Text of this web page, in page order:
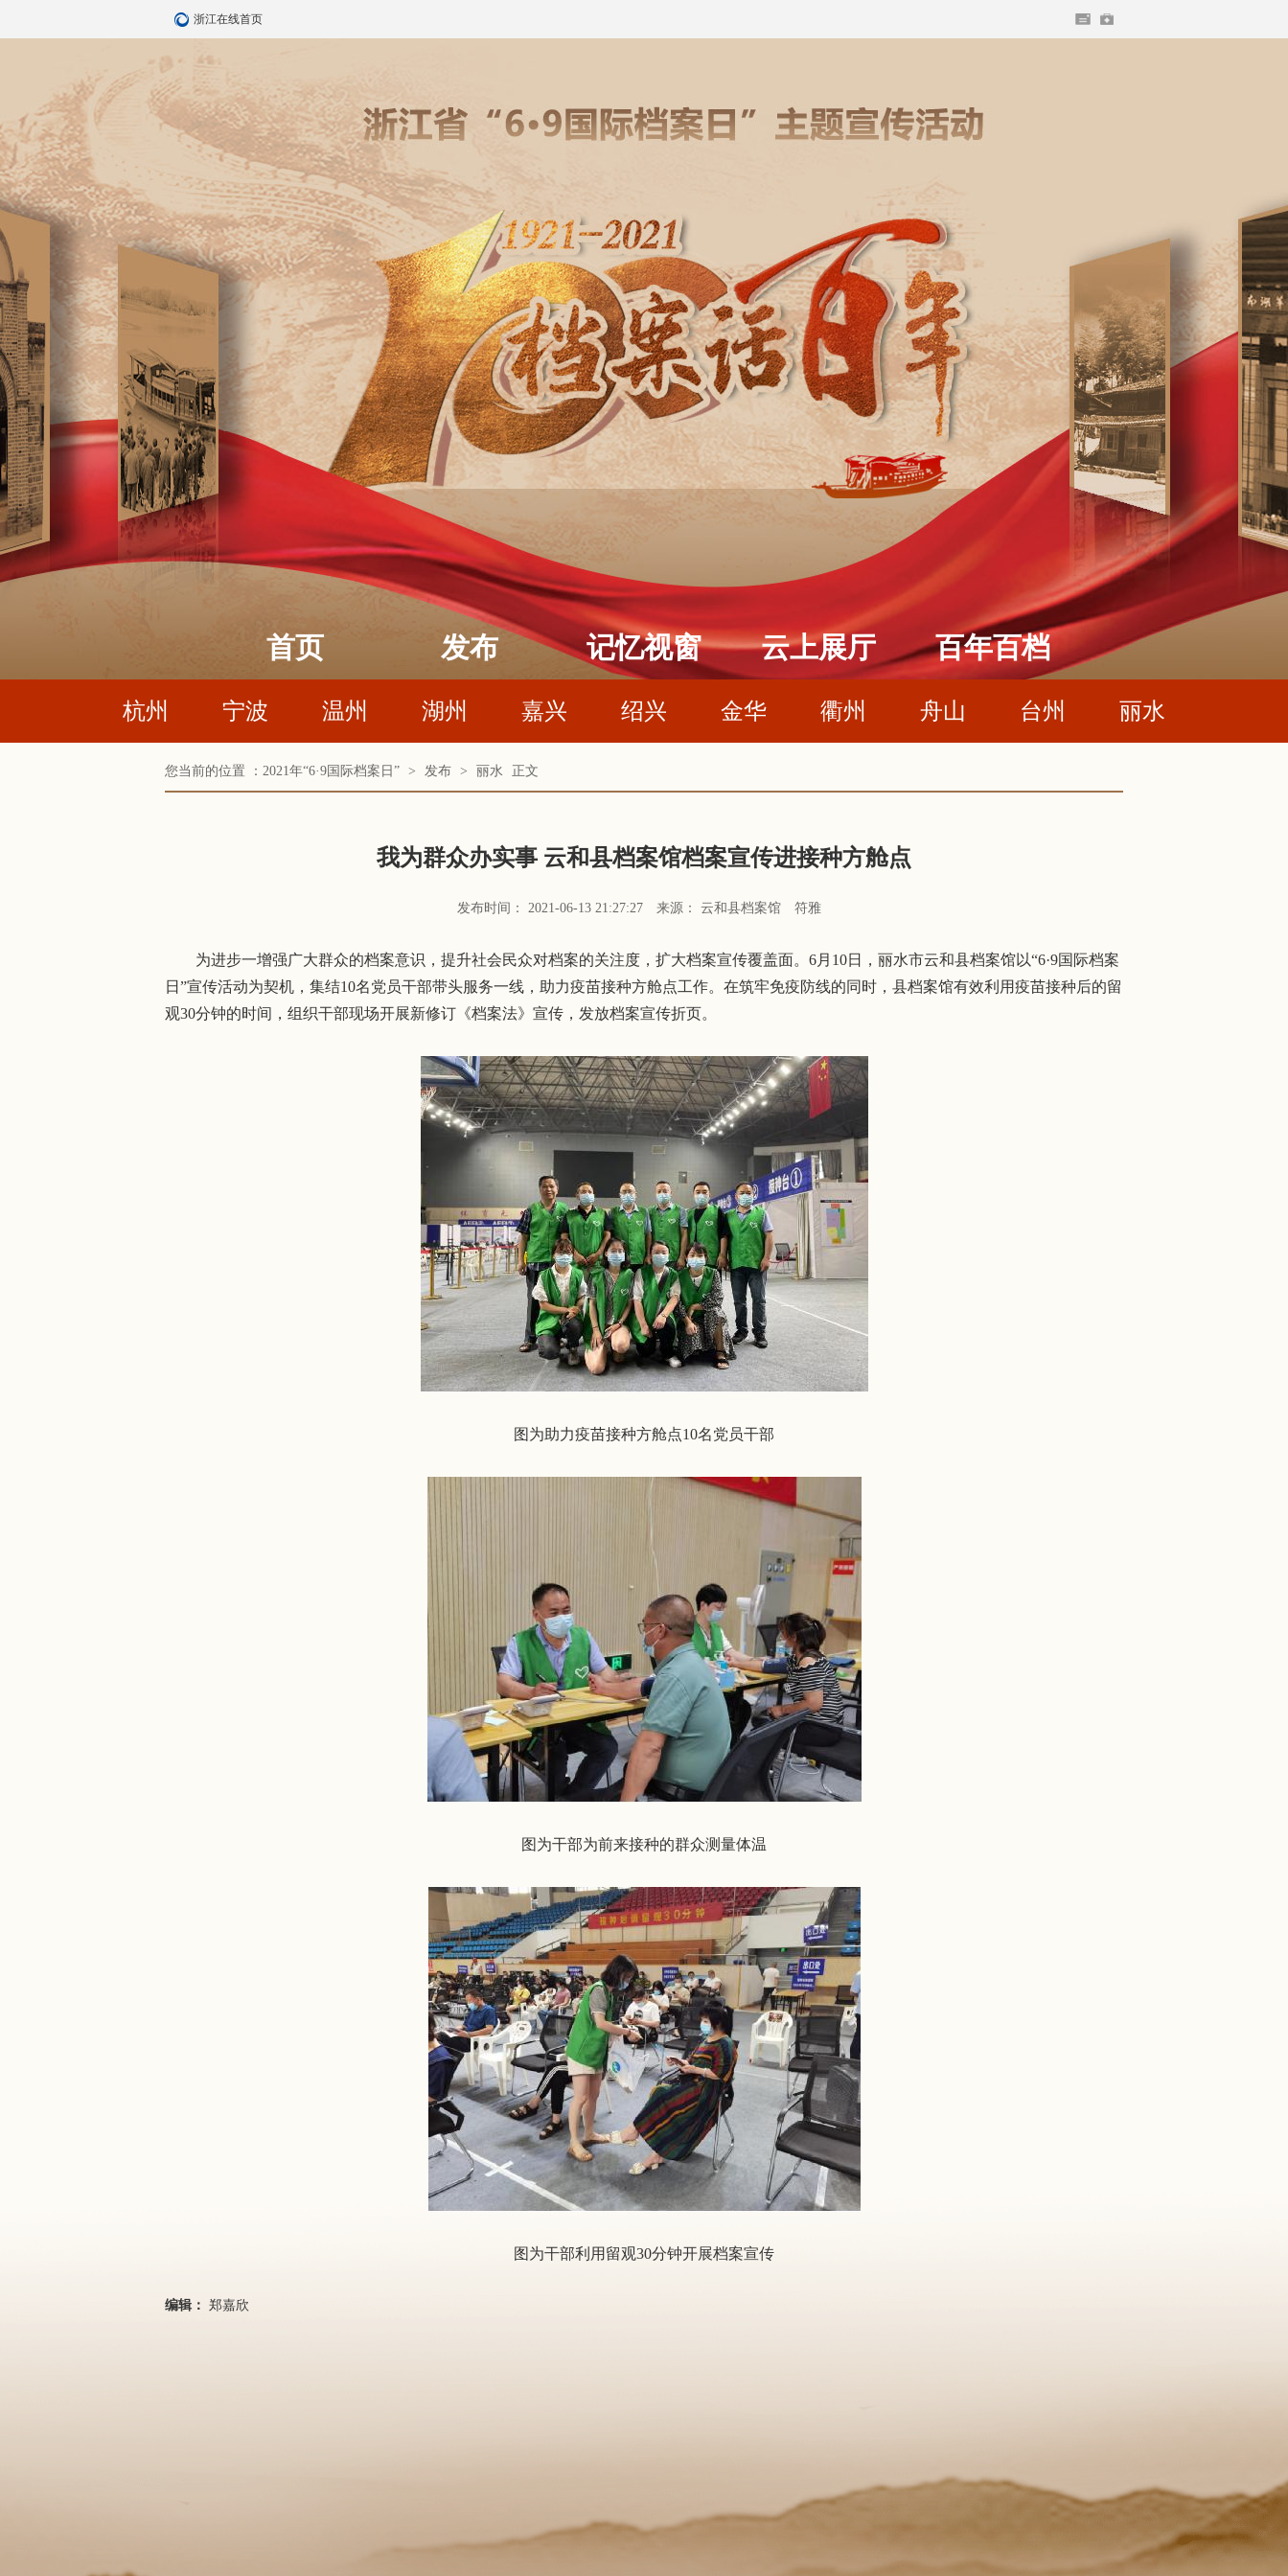
浙江在线首页
首页 发布 记忆视窗 云上展厅 百年百档
杭州 宁波 温州 湖州 嘉兴 绍兴 金华 衢州 舟山 台州 丽水
您当前的位置 ： 2021年“6·9国际档案日” > 发布 > 丽水 正文
我为群众办实事 云和县档案馆档案宣传进接种方舱点
发布时间： 2021-06-13 21:27:27 来源： 云和县档案馆 符雅
为进步一增强广大群众的档案意识，提升社会民众对档案的关注度，扩大档案宣传覆盖面。6月10日，丽水市云和县档案馆以“6·9国际档案
日”宣传活动为契机，集结10名党员干部带头服务一线，助力疫苗接种方舱点工作。在筑牢免疫防线的同时，县档案馆有效利用疫苗接种后的留
观30分钟的时间，组织干部现场开展新修订《档案法》宣传，发放档案宣传折页。
图为助力疫苗接种方舱点10名党员干部
图为干部为前来接种的群众测量体温
图为干部利用留观30分钟开展档案宣传
编辑： 郑嘉欣